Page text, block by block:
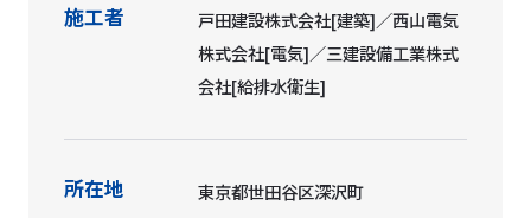
施工者
戸田建設株式会社[建築]／西山電気
株式会社[電気]／三建設備工業株式
会社[給排水衛生]
所在地 東京都世田谷区深沢町